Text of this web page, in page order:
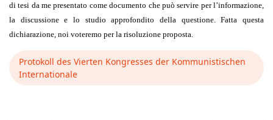
di tesi da me presentato come documento che può servire per l’informazione,
la discussione e lo studio approfondito della questione. Fatta questa
dichiarazione, noi voteremo per la risoluzione proposta.
Protokoll des Vierten Kongresses der Kommunistischen
Internationale